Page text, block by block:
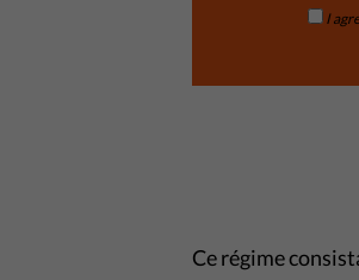
I
Ce régime